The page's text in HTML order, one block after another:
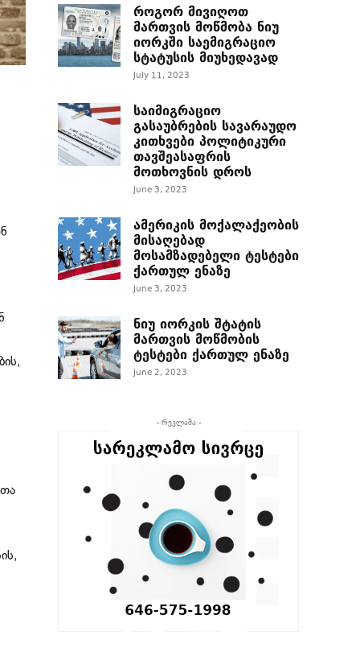
როგორ მივიღოთ
მართვის მოწმობა ნიუ
იორკში საემიგრაციო
სტატუსის მიუხედავად
July 11, 2023
საიმიგრაციო
გასაუბრების სავარაუდო
კითხვები პოლიტიკური
თავშეასაფრის
მოთხოვნის დროს
June 3, 2023
ამერიკის მოქალაქეობის
მისაღებად
მოსამზადებელი ტესტები
ქართულ ენაზე
June 3, 2023
ნიუ იორკის შტატის
მართვის მოწმობის
ტესტები ქართულ ენაზე
June 2, 2023
- რეკლამა -